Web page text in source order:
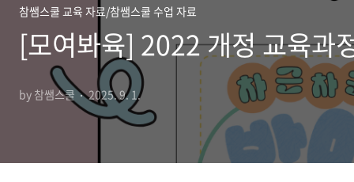
참쌤스쿨 교육 자료/참쌤스쿨 수업 자료
[모여봐육] 2022 개정 교육과
by 참쌤스쿨 2025. 9. 1.